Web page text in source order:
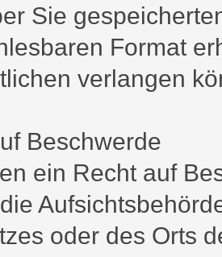
Sie
Format
verlangen
Beschwerde
ein Recht auf
oder des Orts